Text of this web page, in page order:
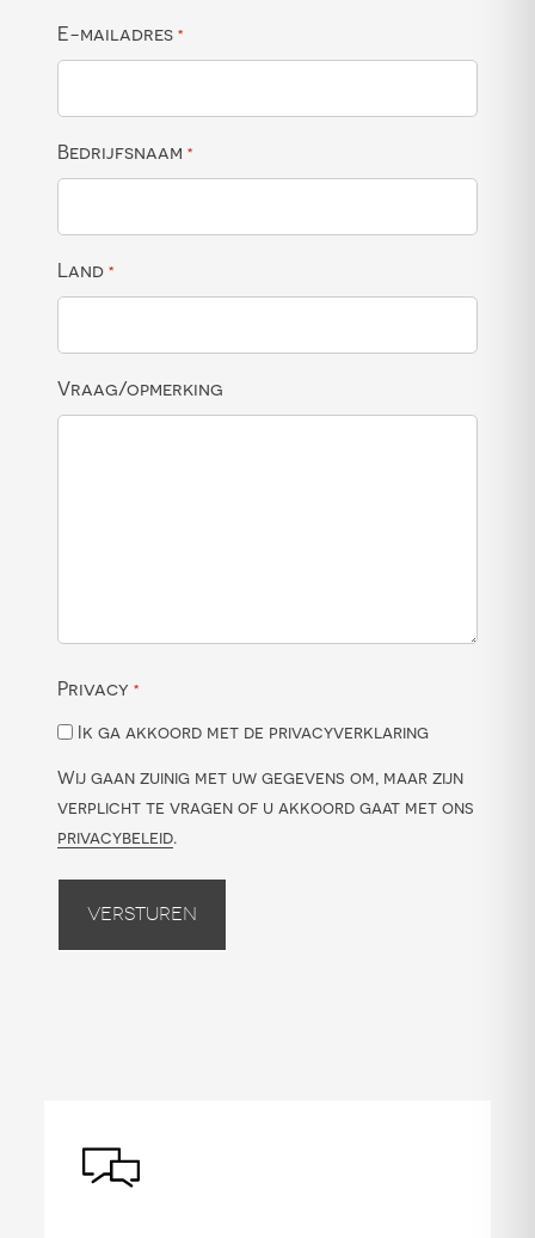
E-mailadres *
Bedrijfsnaam *
Land *
Vraag/opmerking
Privacy *
Ik ga akkoord met de privacyverklaring
Wij gaan zuinig met uw gegevens om, maar zijn
verplicht te vragen of u akkoord gaat met ons
privacybeleid.
Versturen